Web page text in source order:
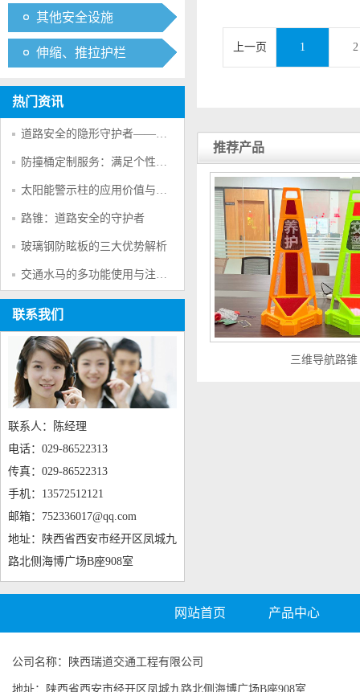
其他安全设施
伸缩、推拉护栏
热门资讯
道路安全的隐形守护者——防撞桶的多重防护作用
防撞桶定制服务：满足个性化交通安全需求的创新方案
太阳能警示柱的应用价值与产品特点
路锥：道路安全的守护者
玻璃钢防眩板的三大优势解析
交通水马的多功能使用与注意事项
联系我们
联系人：陈经理
电话：029-86522313
传真：029-86522313
手机：13572512121
邮箱：752336017@qq.com
地址：陕西省西安市经开区凤城九
路北侧海博广场B座908室
上一页 1 2
推荐产品
三维导航路锥
网站首页 产品中心
公司名称：陕西瑞道交通工程有限公司
地址：陕西省西安市经开区凤城九路北侧海博广场B座908室